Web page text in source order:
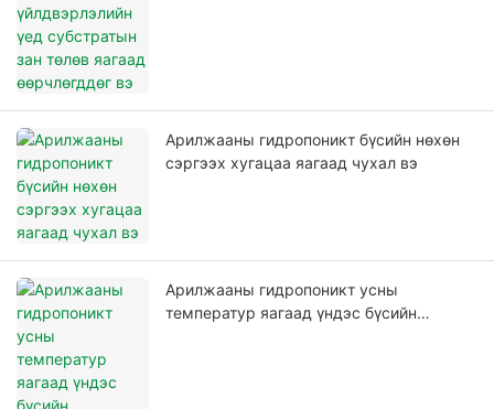
Арилжааны гидропоникт бүсийн нөхөн
сэргээх хугацаа яагаад чухал вэ
Арилжааны гидропоникт усны
температур яагаад үндэс бүсийн